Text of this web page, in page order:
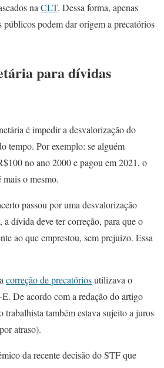
na CLT. Dessa forma, apenas
públicos podem dar origem a precatórios
para dívidas
é impedir a desvalorização do
tempo. Por exemplo: se alguém
no ano 2000 e pagou em 2021, o
o mesmo.
passou por uma desvalorização
a dívida deve ter correção, para que o
ao que emprestou, sem prejuízo. Essa
correção de precatóriosutilizava o
De acordo com a redação do artigo
também estava sujeito a juros
atraso).
da recente decisão do STF que